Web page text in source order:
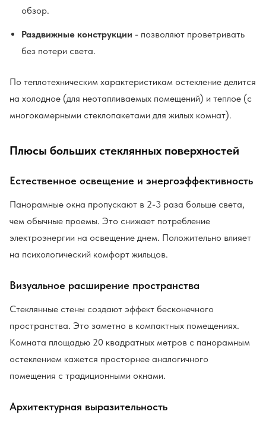
обзор.
Раздвижные конструкции - позволяют проветривать
без потери света.
По теплотехническим характеристикам остекление делится
на холодное (для неотапливаемых помещений) и теплое (с
многокамерными стеклопакетами для жилых комнат).
Плюсы больших стеклянных поверхностей
Естественное освещение и энергоэффективность
Панорамные окна пропускают в 2-3 раза больше света,
чем обычные проемы. Это снижает потребление
электроэнергии на освещение днем. Положительно влияет
на психологический комфорт жильцов.
Визуальное расширение пространства
Стеклянные стены создают эффект бесконечного
пространства. Это заметно в компактных помещениях.
Комната площадью 20 квадратных метров с панорамным
остеклением кажется просторнее аналогичного
помещения с традиционными окнами.
Архитектурная выразительность